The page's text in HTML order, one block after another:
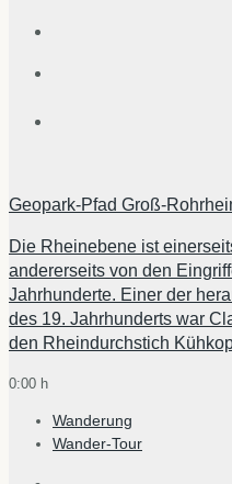
Geopark-Pfad Groß-
Die Rheinebene ist
andererseits von den
Jahrhunderte. Einer der
des 19. Jahrhunderts war
den Rheindurchstich
0:00 h
Wanderung
Wander-Tour